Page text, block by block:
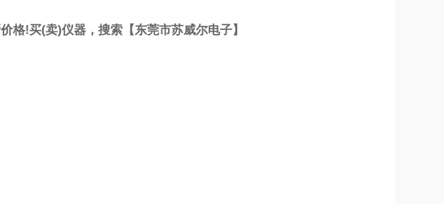
格!买(卖)仪器，搜索【东莞市苏威尔电子】